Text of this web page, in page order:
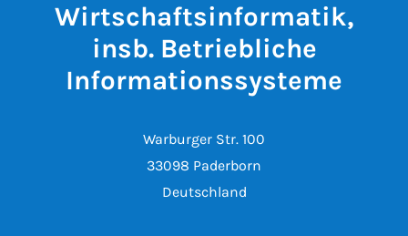
Wirtschaftsinformatik,
insb. Betriebliche
Informationssysteme
Warburger Str. 100
33098 Paderborn
Deutschland